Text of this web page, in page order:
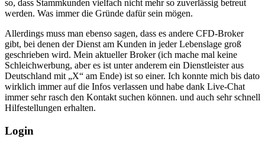
so, dass Stammkunden vielfach nicht mehr so zuverlässig betreut
werden. Was immer die Gründe dafür sein mögen.
Allerdings muss man ebenso sagen, dass es andere CFD-Broker
gibt, bei denen der Dienst am Kunden in jeder Lebenslage groß
geschrieben wird. Mein aktueller Broker (ich mache mal keine
Schleichwerbung, aber es ist unter anderem ein Dienstleister aus
Deutschland mit „X“ am Ende) ist so einer. Ich konnte mich bis dato
wirklich immer auf die Infos verlassen und habe dank Live-Chat
immer sehr rasch den Kontakt suchen können. und auch sehr schnell
Hilfestellungen erhalten.
Login